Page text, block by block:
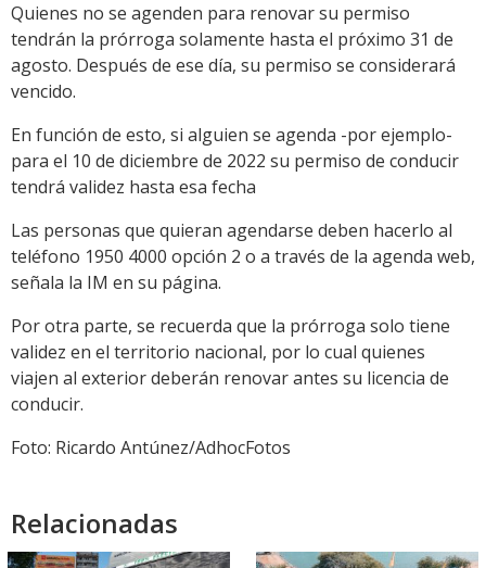
Quienes no se agenden para renovar su permiso
tendrán la prórroga solamente hasta el próximo 31 de
agosto. Después de ese día, su permiso se considerará
vencido.
En función de esto, si alguien se agenda -por ejemplo-
para el 10 de diciembre de 2022 su permiso de conducir
tendrá validez hasta esa fecha
Las personas que quieran agendarse deben hacerlo al
teléfono 1950 4000 opción 2 o a través de la agenda web,
señala la IM en su página.
Por otra parte, se recuerda que la prórroga solo tiene
validez en el territorio nacional, por lo cual quienes
viajen al exterior deberán renovar antes su licencia de
conducir.
Foto: Ricardo Antúnez/AdhocFotos
Relacionadas